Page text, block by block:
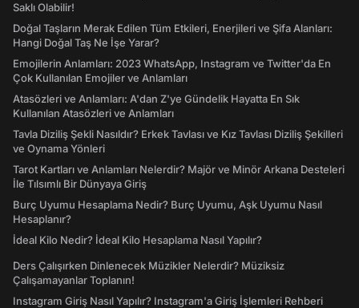
Saklı Olabilir!
Doğal Taşların Merak Edilen Tüm Etkileri, Enerjileri ve Şifa Alanları:
Hangi Doğal Taş Ne İşe Yarar?
Emojilerin Anlamları: 2023 WhatsApp, Instagram ve Twitter'da En
Çok Kullanılan Emojiler ve Anlamları
Atasözleri ve Anlamları: A'dan Z'ye Gündelik Hayatta En Sık
Kullanılan Atasözleri ve Anlamları
Tavla Diziliş Şekli Nasıldır? Erkek Tavlası ve Kız Tavlası Diziliş Şekilleri
ve Oynama Yönleri
Tarot Kartları ve Anlamları Nelerdir? Majör ve Minör Arkana Desteleri
İle Tılsımlı Bir Dünyaya Giriş
Burç Uyumu Hesaplama Nedir? Burç Uyumu, Aşk Uyumu Nasıl
Hesaplanır?
İdeal Kilo Nedir? İdeal Kilo Hesaplama Nasıl Yapılır?
Ders Çalışırken Dinlenecek Müzikler Nelerdir? Müziksiz
Çalışamayanlar Toplanın!
Instagram Giriş Nasıl Yapılır? Instagram'a Giriş İşlemleri Rehberi